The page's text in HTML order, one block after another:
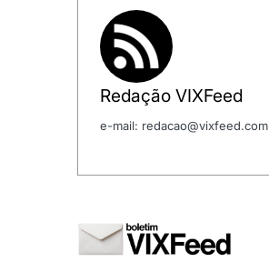
Redação VIXFeed
e-mail: redacao@vixfeed.com